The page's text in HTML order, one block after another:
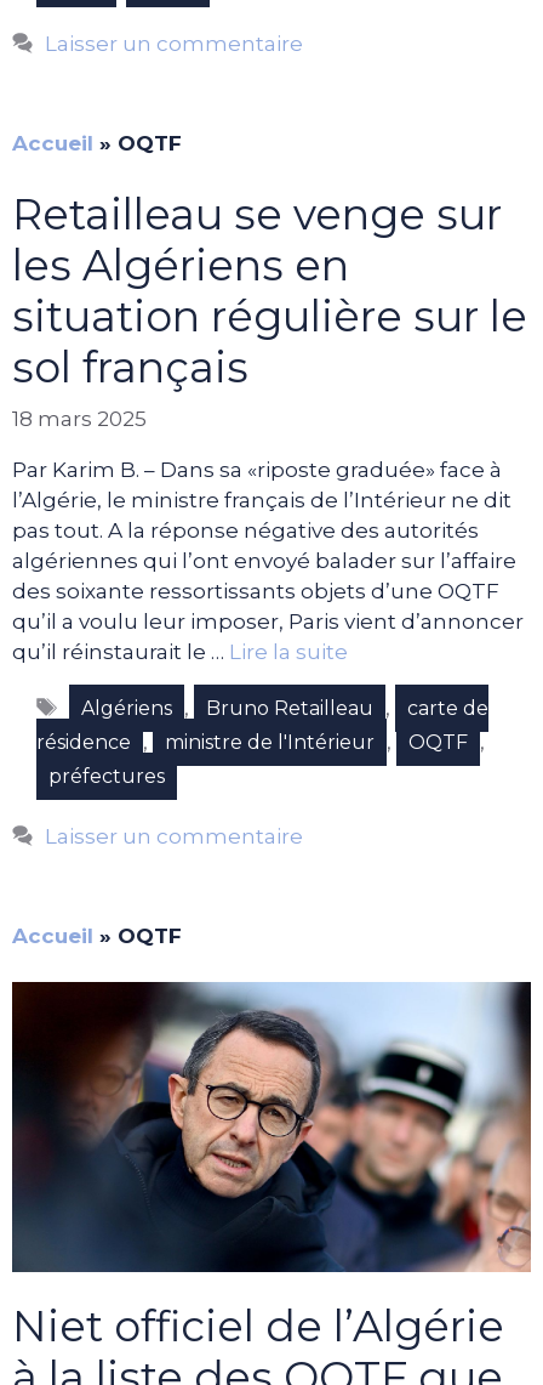
Laisser un commentaire
Accueil » OQTF
Retailleau se venge sur
les Algériens en
situation régulière sur le
sol français
18 mars 2025
Par Karim B. – Dans sa «riposte graduée» face à
l’Algérie, le ministre français de l’Intérieur ne dit
pas tout. A la réponse négative des autorités
algériennes qui l’ont envoyé balader sur l’affaire
des soixante ressortissants objets d’une OQTF
qu’il a voulu leur imposer, Paris vient d’annoncer
qu’il réinstaurait le … Lire la suite
Étiquettes
Algériens , Bruno Retailleau ,
carte de
résidence
, ministre de l'Intérieur , OQTF ,
préfectures
Laisser un commentaire
Accueil » OQTF
Niet officiel de l’Algérie